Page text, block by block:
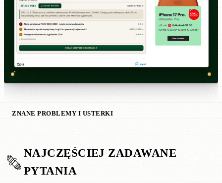
ZNANE PROBLEMY I USTERKI
NAJCZĘŚCIEJ ZADAWANE
PYTANIA